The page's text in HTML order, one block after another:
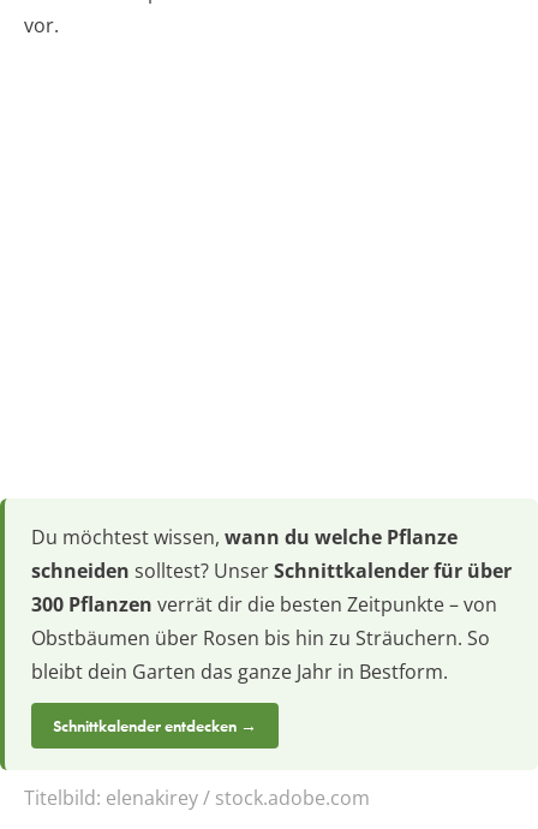
vor.
Du möchtest wissen, wann du welche Pflanze
schneiden solltest? UnserSchnittkalender für über
300 Pflanzen verrät dir die besten Zeitpunkte – von
Obstbäumen über Rosen bis hin zu Sträuchern. So
bleibt dein Garten das ganze Jahr in Bestform.
Schnittkalender entdecken →
Titelbild: elenakirey / stock.adobe.com